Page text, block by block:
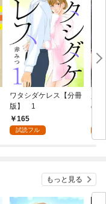
ワタシダケレス【分冊
版】 1
165
試読フル
の
もっと見る